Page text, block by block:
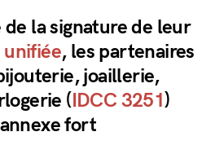
de la signature de leur
unifiée, les partenaires
joaillerie,
(IDCC 3251)
fort